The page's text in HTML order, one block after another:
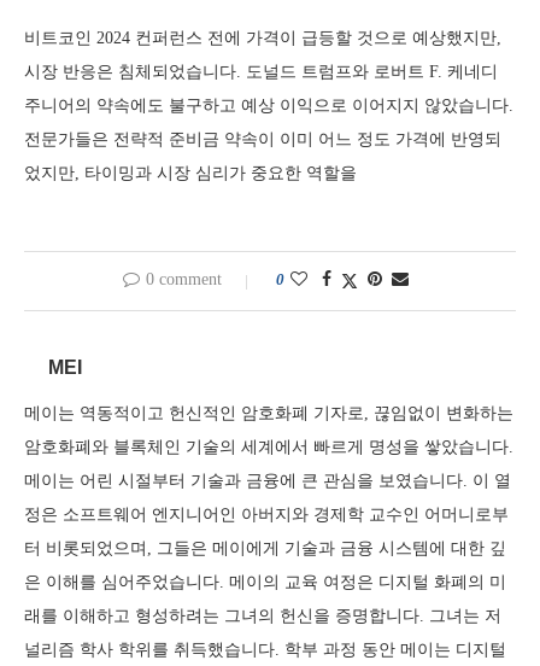
비트코인 2024 컨퍼런스 전에 가격이 급등할 것으로 예상했지만,
시장 반응은 침체되었습니다. 도널드 트럼프와 로버트 F. 케네디
주니어의 약속에도 불구하고 예상 이익으로 이어지지 않았습니다.
전문가들은 전략적 준비금 약속이 이미 어느 정도 가격에 반영되
었지만, 타이밍과 시장 심리가 중요한 역할을
0 comment 0
MEI
메이는 역동적이고 헌신적인 암호화폐 기자로, 끊임없이 변화하는
암호화폐와 블록체인 기술의 세계에서 빠르게 명성을 쌓았습니다.
메이는 어린 시절부터 기술과 금융에 큰 관심을 보였습니다. 이 열
정은 소프트웨어 엔지니어인 아버지와 경제학 교수인 어머니로부
터 비롯되었으며, 그들은 메이에게 기술과 금융 시스템에 대한 깊
은 이해를 심어주었습니다. 메이의 교육 여정은 디지털 화폐의 미
래를 이해하고 형성하려는 그녀의 헌신을 증명합니다. 그녀는 저
널리즘 학사 학위를 취득했습니다. 학부 과정 동안 메이는 디지털